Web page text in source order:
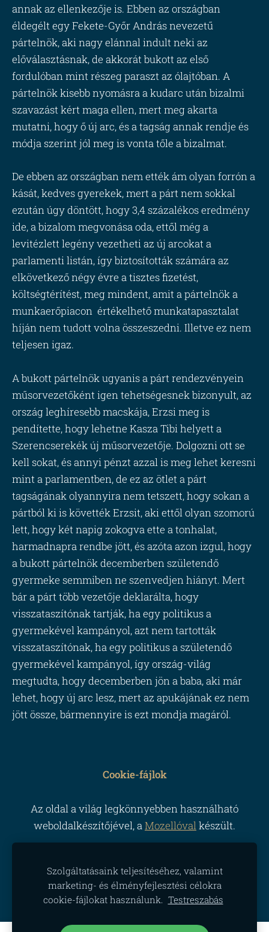
annak az ellenkezője is. Ebben az országban
éldegélt egy Fekete-Győr András nevezetű
pártelnök, aki nagy elánnal indult neki az
előválasztásnak, de akkorát bukott az első
fordulóban mint részeg paraszt az ólajtóban. A
pártelnök kisebb nyomásra a kudarc után bizalmi
szavazást kért maga ellen, mert meg akarta
mutatni, hogy ő új arc, és a tagság annak rendje és
módja szerint jól meg is vonta tőle a bizalmat.
De ebben az országban nem ették ám olyan forrón a
kását, kedves gyerekek, mert a párt nem sokkal
ezután úgy döntött, hogy 3,4 százalékos eredmény
ide, a bizalom megvonása oda, ettől még a
levitézlett legény vezetheti az új arcokat a
parlamenti listán, így biztosították számára az
elkövetkező négy évre a tisztes fizetést,
költségtérítést, meg mindent, amit a pártelnök a
munkaerőpiacon értékelhető munkatapasztalat
híján nem tudott volna összeszedni. Illetve ez nem
teljesen igaz.
A bukott pártelnök ugyanis a párt rendezvényein
műsorvezetőként igen tehetségesnek bizonyult, az
ország leghíresebb macskája, Erzsi meg is
pendítette, hogy lehetne Kasza Tibi helyett a
Szerencserekék új műsorvezetője. Dolgozni ott se
kell sokat, és annyi pénzt azzal is meg lehet keresni
mint a parlamentben, de ez az ötlet a párt
tagságának olyannyira nem tetszett, hogy sokan a
pártból ki is követték Erzsit, aki ettől olyan szomorú
lett, hogy két napig zokogva ette a tonhalat,
harmadnapra rendbe jött, és azóta azon izgul, hogy
a bukott pártelnök decemberben születendő
gyermeke semmiben ne szenvedjen hiányt. Mert
bár a párt több vezetője deklarálta, hogy
visszataszítónak tartják, ha egy politikus a
gyermekével kampányol, azt nem tartották
visszataszítónak, ha egy politikus a születendő
gyermekével kampányol, így ország-világ
megtudta, hogy decemberben jön a baba, aki már
lehet, hogy új arc lesz, mert az apukájának ez nem
jött össze, bármennyire is ezt mondja magáról.
Cookie-fájlok
Az oldal a világ legkönnyebben használható
weboldalkészítőjével, aMozellóvalkészült.
Szolgáltatásaink teljesítéséhez, valamint
marketing- és élményfejlesztési célokra
cookie-fájlokat használunk. Testreszabás